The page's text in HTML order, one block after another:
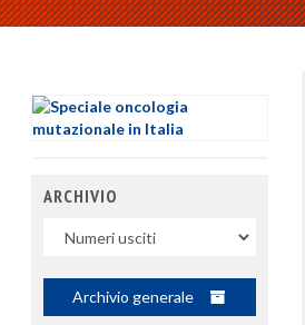
ARCHIVIO
Archivio generale